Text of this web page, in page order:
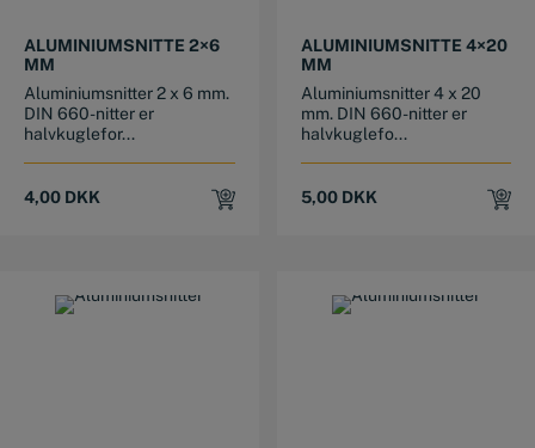
ALUMINIUMSNITTE 2×6
MM
Aluminiumsnitter 2 x 6 mm.
DIN 660-nitter er
halvkuglefor...
4,00 DKK
ALUMINIUMSNITTE 4×20
MM
Aluminiumsnitter 4 x 20
mm. DIN 660-nitter er
halvkuglefo...
5,00 DKK